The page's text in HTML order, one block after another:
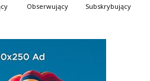
Obserwujący Subskrybujący